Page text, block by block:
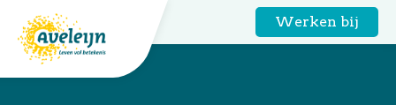
Werken bij